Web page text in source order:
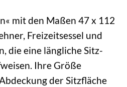
mit den Maßen 47 x 112
Freizeitsessel und
die eine längliche Sitz-
Ihre Größe
der Sitzfläche